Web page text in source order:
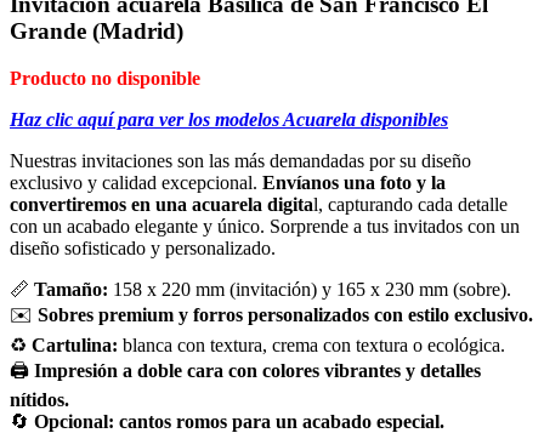
Grande (Madrid)
Producto no disponible
Haz clic aquí para ver los modelos Acuarela disponibles
Nuestras invitaciones son las más demandadas por su diseño
exclusivo y calidad excepcional. Envíanos una foto y la
convertiremos en una acuarela digital, capturando cada detalle
con un acabado elegante y único. Sorprende a tus invitados con un
diseño sofisticado y personalizado.
📏 Tamaño: 158 x 220 mm (invitación) y 165 x 230 mm (sobre).
✉️ Sobres premium y forros personalizados con estilo exclusivo.
♻️ Cartulina: blanca con textura, crema con textura o ecológica.
🖨️ Impresión a doble cara con colores vibrantes y detalles
nítidos.
🔄 Opcional: cantos romos para un acabado especial.